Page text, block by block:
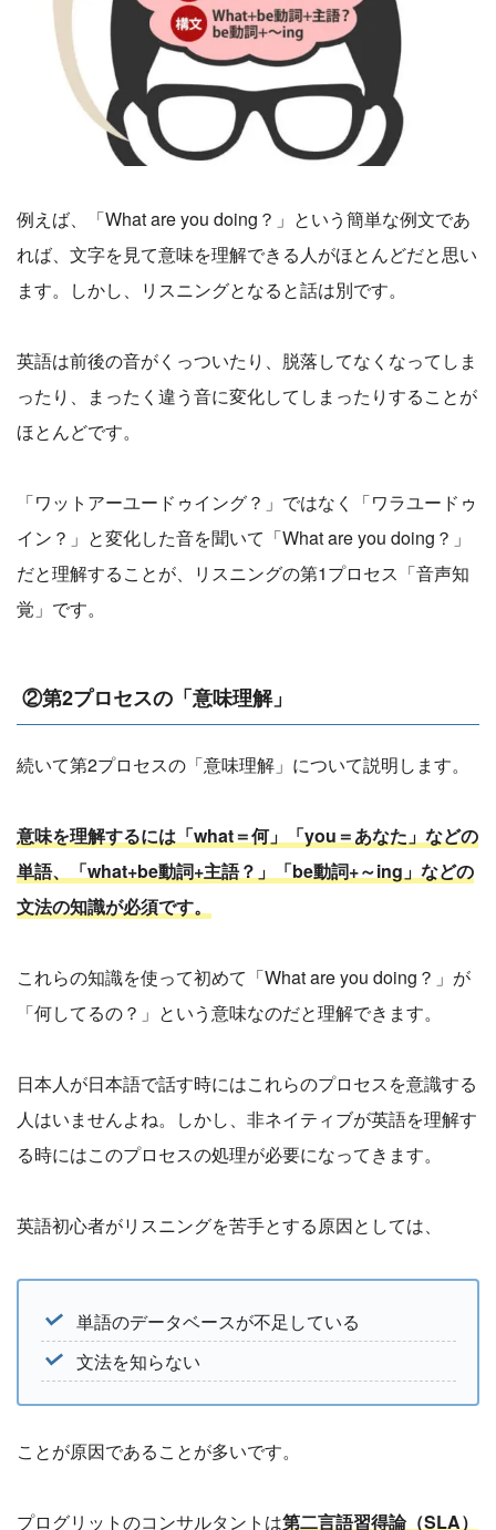
例えば、「What are you doing？」という簡単な例文であ
れば、文字を見て意味を理解できる人がほとんどだと思い
ます。しかし、リスニングとなると話は別です。
英語は前後の音がくっついたり、脱落してなくなってしま
ったり、まったく違う音に変化してしまったりすることが
ほとんどです。
「ワットアーユードゥイング？」ではなく「ワラユードゥ
イン？」と変化した音を聞いて「What are you doing？」
だと理解することが、リスニングの第1プロセス「音声知
覚」です。
②第2プロセスの「意味理解」
続いて第2プロセスの「意味理解」について説明します。
意味を理解するには「what＝何」「you＝あなた」などの
単語、「what+be動詞+主語？」「be動詞+～ing」などの
文法の知識が必須です。
これらの知識を使って初めて「What are you doing？」が
「何してるの？」という意味なのだと理解できます。
日本人が日本語で話す時にはこれらのプロセスを意識する
人はいませんよね。しかし、非ネイティブが英語を理解す
る時にはこのプロセスの処理が必要になってきます。
英語初心者がリスニングを苦手とする原因としては、
単語のデータベースが不足している
文法を知らない
ことが原因であることが多いです。
プログリットのコンサルタントは第二言語習得論（SLA）